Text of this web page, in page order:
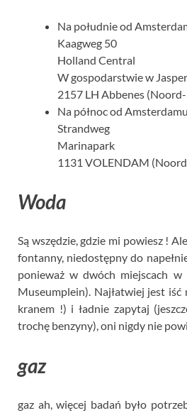
Na południe od
Kaagweg 50
Holland Central
W gospodarstwie w
2157 LH Abbenes
Na północ od Amsterdamu
Strandweg
Marinapark
1131 VOLENDAM
Woda
Są wszędzie, gdzie mi powiesz !
fontanny, niedostępny do
ponieważ w dwóch miejscach
Museumplein). Najłatwiej jest iść
kranem !) i ładnie zapytaj
trochę benzyny), oni nigdy nie
gaz
gaz ah, więcej badań było